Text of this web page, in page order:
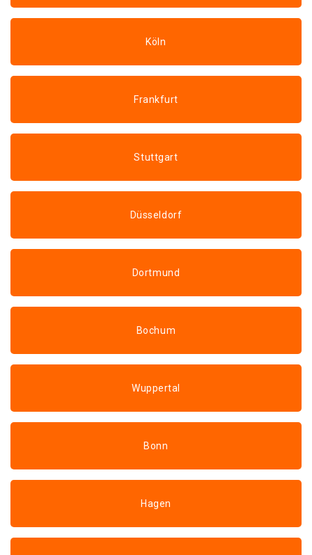
Köln
Frankfurt
Stuttgart
Düsseldorf
Dortmund
Bochum
Wuppertal
Bonn
Hagen